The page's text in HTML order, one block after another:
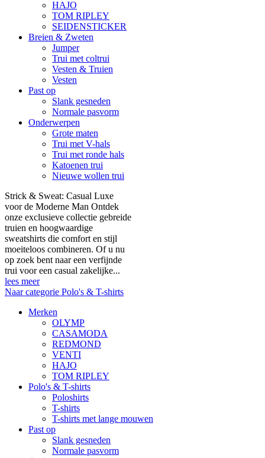
HAJO
TOM RIPLEY
SEIDENSTICKER
Breien & Zweten
Jumper
Trui met coltrui
Vesten & Truien
Vesten
Past op
Slank gesneden
Normale pasvorm
Onderwerpen
Grote maten
Trui met V-hals
Trui met ronde hals
Katoenen trui
Nieuwe wollen trui
Strick & Sweat: Casual Luxe
voor de Moderne Man Ontdek
onze exclusieve collectie gebreide
truien en hoogwaardige
sweatshirts die comfort en stijl
moeiteloos combineren. Of u nu
op zoek bent naar een verfijnde
trui voor een casual zakelijke...
lees meer
Naar categorie Polo's & T-shirts
Merken
OLYMP
CASAMODA
REDMOND
VENTI
HAJO
TOM RIPLEY
Polo's & T-shirts
Poloshirts
T-shirts
T-shirts met lange mouwen
Past op
Slank gesneden
Normale pasvorm